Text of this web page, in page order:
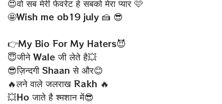
😍वो सब मेरी फेवरेट हे सबको मेरा प्यार 🩷
🤩Wish me ob19 july 🍰 😎
👉My Bio For My Haters😈
😇जीने Wale जी लेते है💥
😎ज़िन्दगी Shaan से और😊
🔥लने वाले जलराख Rakh 🔥
💥Ho जाते है श्मशान में😎